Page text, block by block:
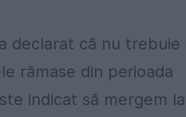
declarat că nu trebuie
rămase din perioada
indicat să mergem la